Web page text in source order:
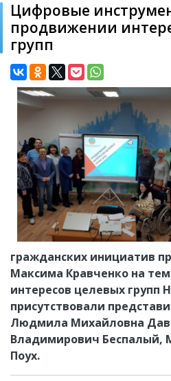
Цифровые
продвижении
групп
гражданских инициатив
Максима Кравченко на
интересов целевых групп
присутствовали
Людмила Михайловна
Владимирович Беспалый,
Поух.